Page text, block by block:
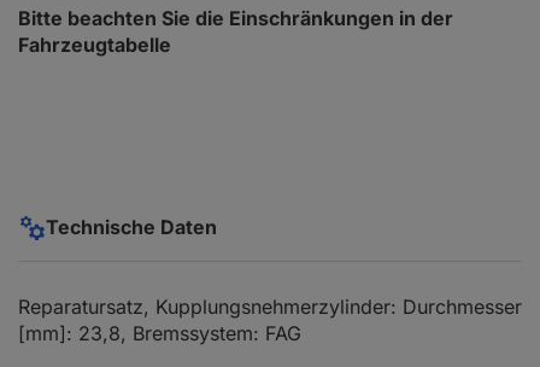
Bitte beachten Sie die Einschränkungen in der
Fahrzeugtabelle
Technische Daten
Reparatursatz, Kupplungsnehmerzylinder: Durchmesser
[mm]: 23,8, Bremssystem: FAG